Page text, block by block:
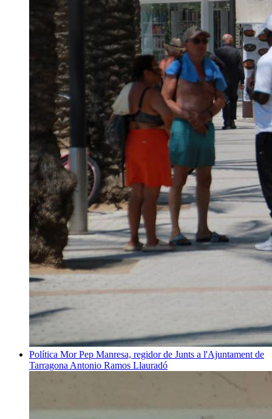
Política Mor Pep Manresa, regidor de Junts a l'Ajuntament de
Tarragona Antonio Ramos Llauradó